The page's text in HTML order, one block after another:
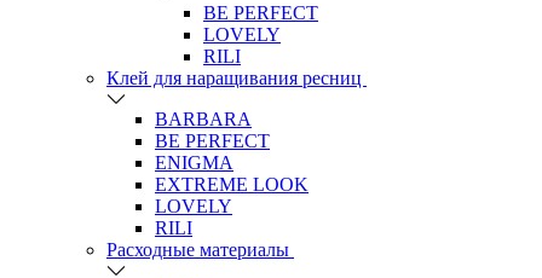
BE PERFECT
LOVELY
RILI
Клей для наращивания ресниц
BARBARA
BE PERFECT
ENIGMA
EXTREME LOOK
LOVELY
RILI
Расходные материалы